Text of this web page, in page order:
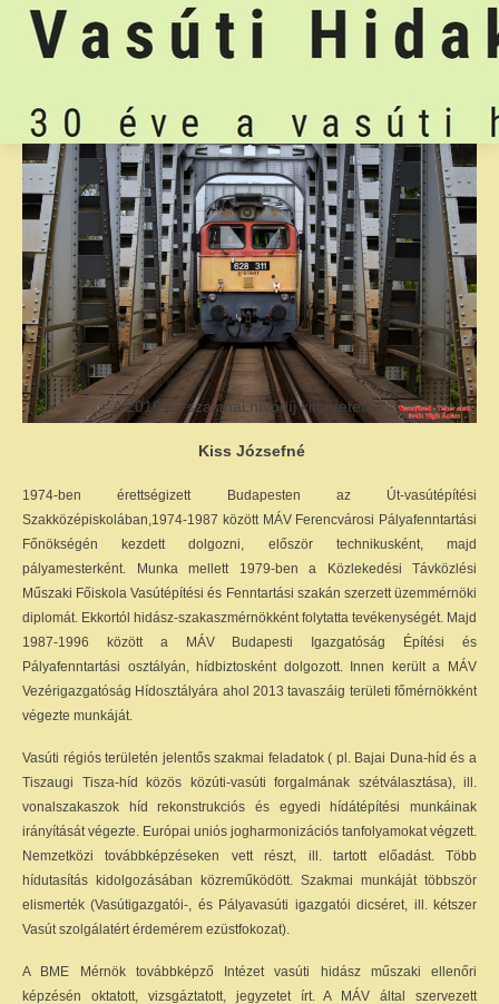
A 2016 év szakmai nívódíj kitüntetettje:
Kiss Józsefné
1974-ben érettségizett Budapesten az Út-vasútépítési
Szakközépiskolában,1974-1987 között MÁV Ferencvárosi Pályafenntartási
Főnökségén kezdett dolgozni, először technikusként, majd
pályamesterként. Munka mellett 1979-ben a Közlekedési Távközlési
Műszaki Főiskola Vasútépítési és Fenntartási szakán szerzett üzemmérnöki
diplomát. Ekkortól hidász-szakaszmérnökként folytatta tevékenységét. Majd
1987-1996 között a MÁV Budapesti Igazgatóság Építési és
Pályafenntartási osztályán, hídbiztosként dolgozott. Innen került a MÁV
Vezérigazgatóság Hídosztályára ahol 2013 tavaszáig területi főmérnökként
végezte munkáját.
Vasúti régiós területén jelentős szakmai feladatok ( pl. Bajai Duna-híd és a
Tiszaugi Tisza-híd közös közúti-vasúti forgalmának szétválasztása), ill.
vonalszakaszok híd rekonstrukciós és egyedi hídátépítési munkáinak
irányítását végezte. Európai uniós jogharmonizációs tanfolyamokat végzett.
Nemzetközi továbbképzéseken vett részt, ill. tartott előadást. Több
hídutasítás kidolgozásában közreműködött. Szakmai munkáját többször
elismerték (Vasútigazgatói-, és Pályavasúti igazgatói dicséret, ill. kétszer
Vasút szolgálatért érdemérem ezüstfokozat).
A BME Mérnök továbbképző Intézet vasúti hidász műszaki ellenőri
képzésén oktatott, vizsgáztatott, jegyzetet írt. A MÁV által szervezett